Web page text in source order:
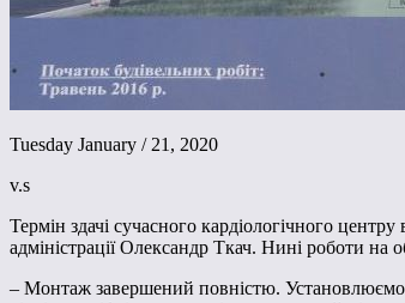
Tuesday January / 21, 2020
v.s
Термін здачі сучасного кардіологічного
адміністрації Олександр Ткач. Нині роботи на
– Монтаж завершений повністю. Установлюємо